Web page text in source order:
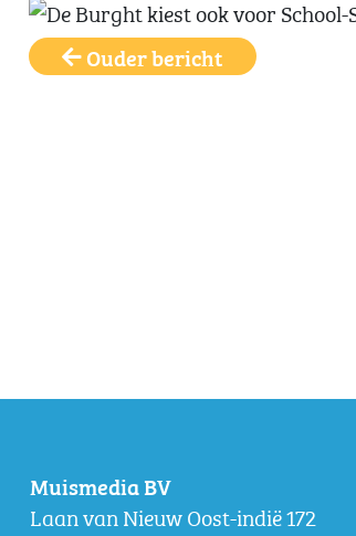
Ouder bericht
Muismedia BV
Laan van Nieuw Oost-indië 172